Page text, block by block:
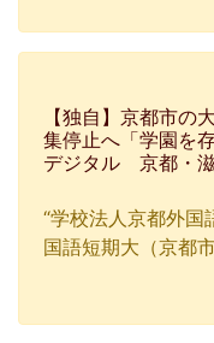
【独自】京都市の
集停止へ「学園を
デジタル 京都・
“学校法人京都外
国語短期大（京都